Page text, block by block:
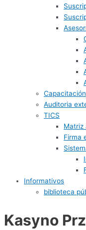
Capacitación
Auditoria
TICS
Matriz
Firma
Informativos
biblioteca
Kasyno